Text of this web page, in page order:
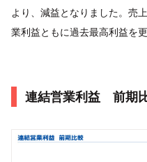
より、減益となりました。売
業利益ともに過去最高利益を
連結営業利益 前期